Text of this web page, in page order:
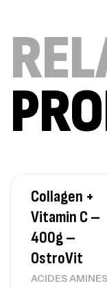
84
Collagen +
Vitamin C –
400g –
OstroVit
ACIDES AMINES